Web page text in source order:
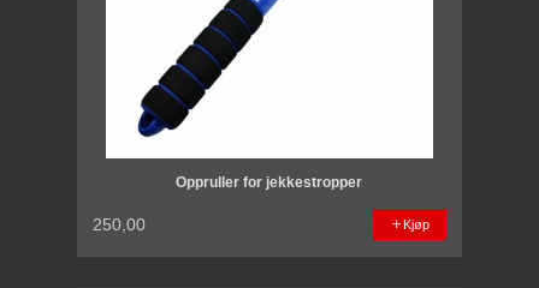
Oppruller for jekkestropper
250,00 Kjøp